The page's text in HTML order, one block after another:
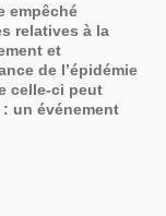
empêché
relatives à la
et
de l’épidémie
celle-ci peut
un événement